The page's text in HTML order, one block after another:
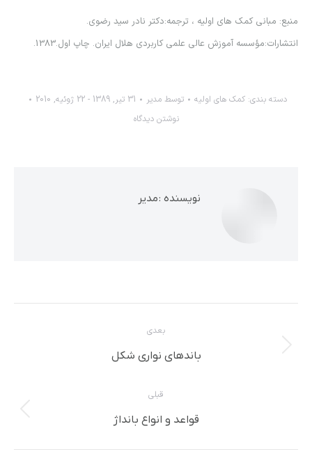
منبع: مباني كمك هاي اوليه ، ترجمه:دكتر نادر سيد رضوي.
انتشارات:مؤسسه آموزش عالي علمي كاربردي هلال ايران. چاپ اول.1383.
دسته بندی: كمك هاي اوليه توسط مدیر
31 تیر, 1389 - 22 ژوئیه, 2010
نوشتن دیدگاه
نویسنده :مدیر
قبلی
پست
قواعد و انواع بانداژ
بعدی
نوشته
باندهای نواری شکل